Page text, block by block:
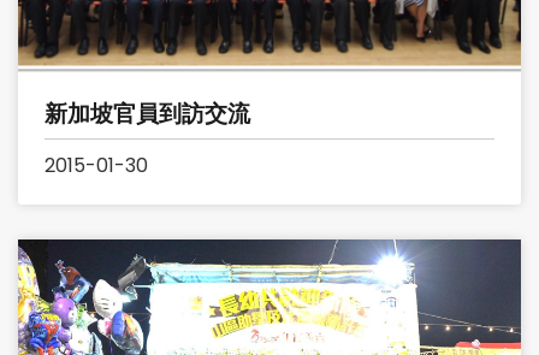
新加坡官員到訪交流
2015-01-30